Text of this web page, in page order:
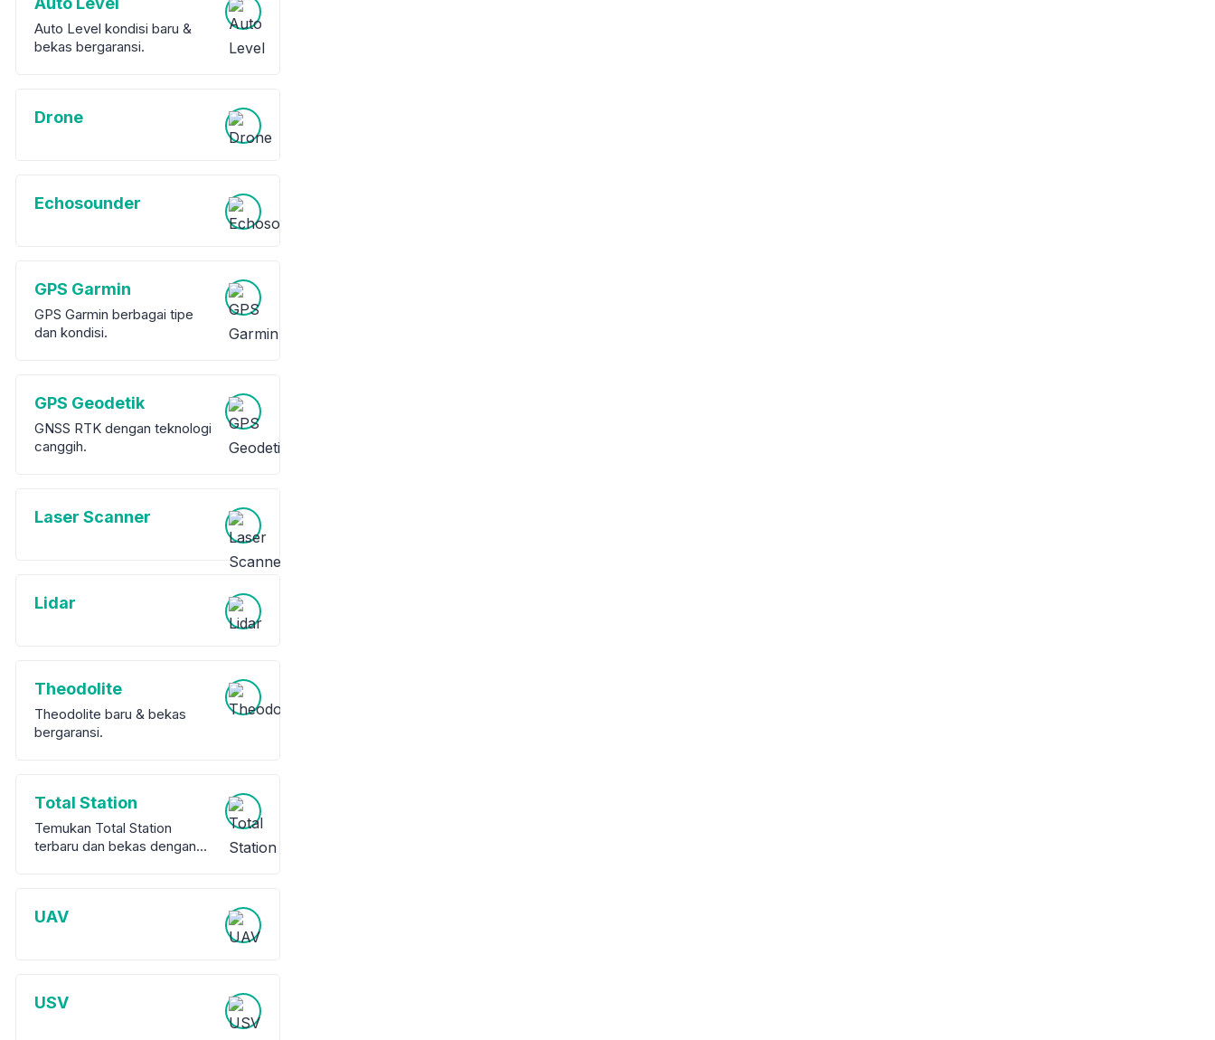
Auto Level kondisi baru &
bekas bergaransi.
Drone
Echosounder
GPS Garmin
GPS Garmin berbagai tipe
dan kondisi.
GPS Geodetik
GNSS RTK dengan teknologi
canggih.
Laser Scanner
Lidar
Theodolite
Theodolite baru & bekas
bergaransi.
Total Station
Temukan Total Station
terbaru dan bekas dengan
peralatan survey berkualitas
UAV
USV